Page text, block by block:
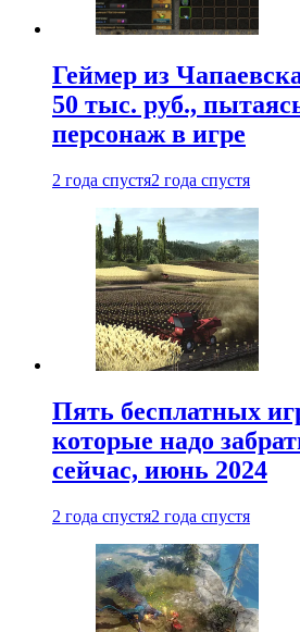
Геймер из
50 тыс. руб.,
персонаж в игре
2 года спустя2 года спустя
Пять бесплатных
которые надо
сейчас, июнь 2024
2 года спустя2 года спустя